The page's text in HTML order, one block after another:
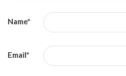
Name*
Email*